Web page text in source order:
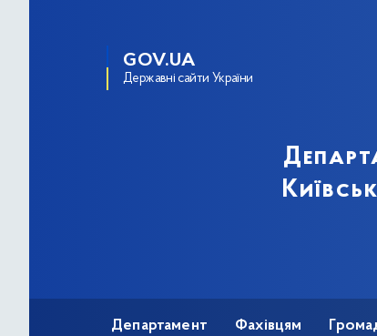
GOV.UA
Державні сайти України
Департамент Фахівцям